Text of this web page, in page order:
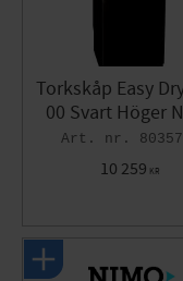
Torkskåp Easy
00 Svart Höger
10 259 KR